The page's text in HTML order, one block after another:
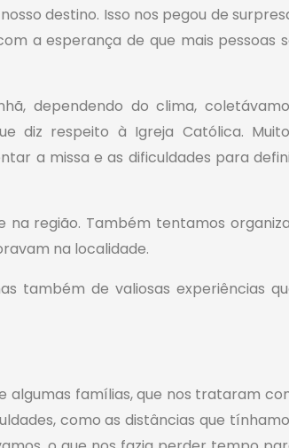
destino. Isso nos pegou de
a esperança de que mais pessoas
dependendo do clima,
diz respeito à Igreja Católica.
a missa e as dificuldades para
na região. Também tentamos
na localidade.
também de valiosas experiências
algumas famílias, que nos trataram
como as distâncias que